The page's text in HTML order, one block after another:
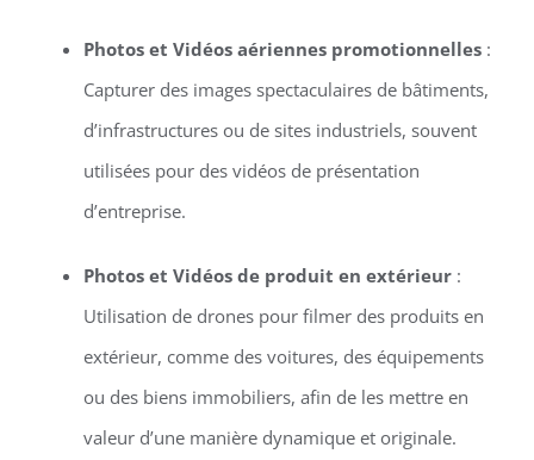
Photos et Vidéos aériennes promotionnelles:
Capturer des images spectaculaires de bâtiments,
d’infrastructures ou de sites industriels, souvent
utilisées pour des vidéos de présentation
d’entreprise.
Photos et Vidéos de produit en extérieur:
Utilisation de drones pour filmer des produits en
extérieur, comme des voitures, des équipements
ou des biens immobiliers, afin de les mettre en
valeur d’une manière dynamique et originale.